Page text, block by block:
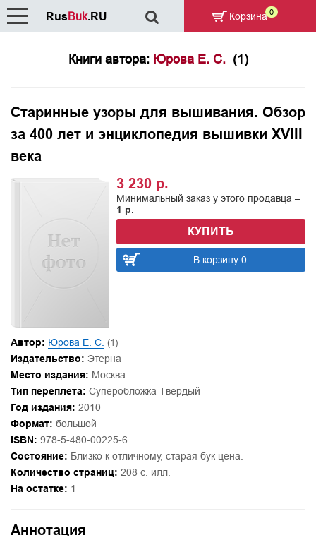
Книги автора: Юрова Е. С. (1)
Старинные узоры для вышивания. Обзор
за 400 лет и энциклопедия вышивки XVIII
века
3 230 р.
Минимальный заказ у этого продавца –
1 р.
КУПИТЬ
В корзину 0
Автор: Юрова Е. С. (1)
Издательство: Этерна
Место издания: Москва
Тип переплёта: Суперобложка Твердый
Год издания: 2010
Формат: большой
ISBN: 978-5-480-00225-6
Состояние: Близко к отличному, старая бук цена.
Количество страниц: 208 с. илл.
На остатке: 1
Аннотация
RusBuk.RU Корзина 0